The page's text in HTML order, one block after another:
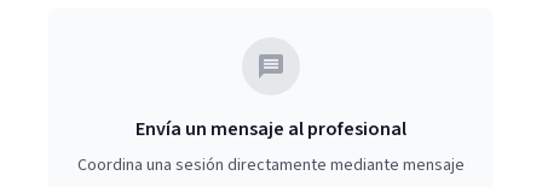
Envía un mensaje al profesional
Coordina una sesión directamente mediante mensaje